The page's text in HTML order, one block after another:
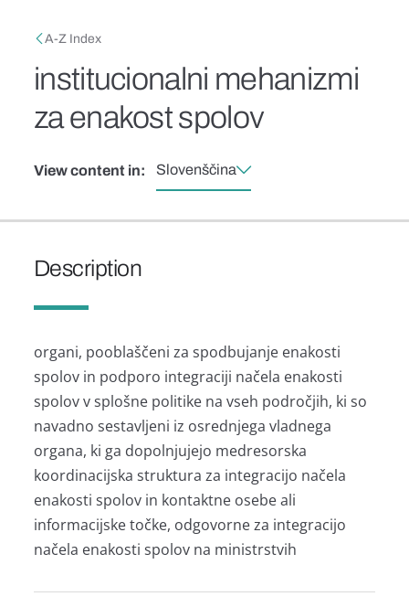
Breadcrumb
A-Z Index
institucionalni mehanizmi
za enakost spolov
View content in: Slovenščina
Description
organi, pooblaščeni za spodbujanje enakosti
spolov in podporo integraciji načela enakosti
spolov v splošne politike na vseh področjih, ki so
navadno sestavljeni iz osrednjega vladnega
organa, ki ga dopolnjujejo medresorska
koordinacijska struktura za integracijo načela
enakosti spolov in kontaktne osebe ali
informacijske točke, odgovorne za integracijo
načela enakosti spolov na ministrstvih